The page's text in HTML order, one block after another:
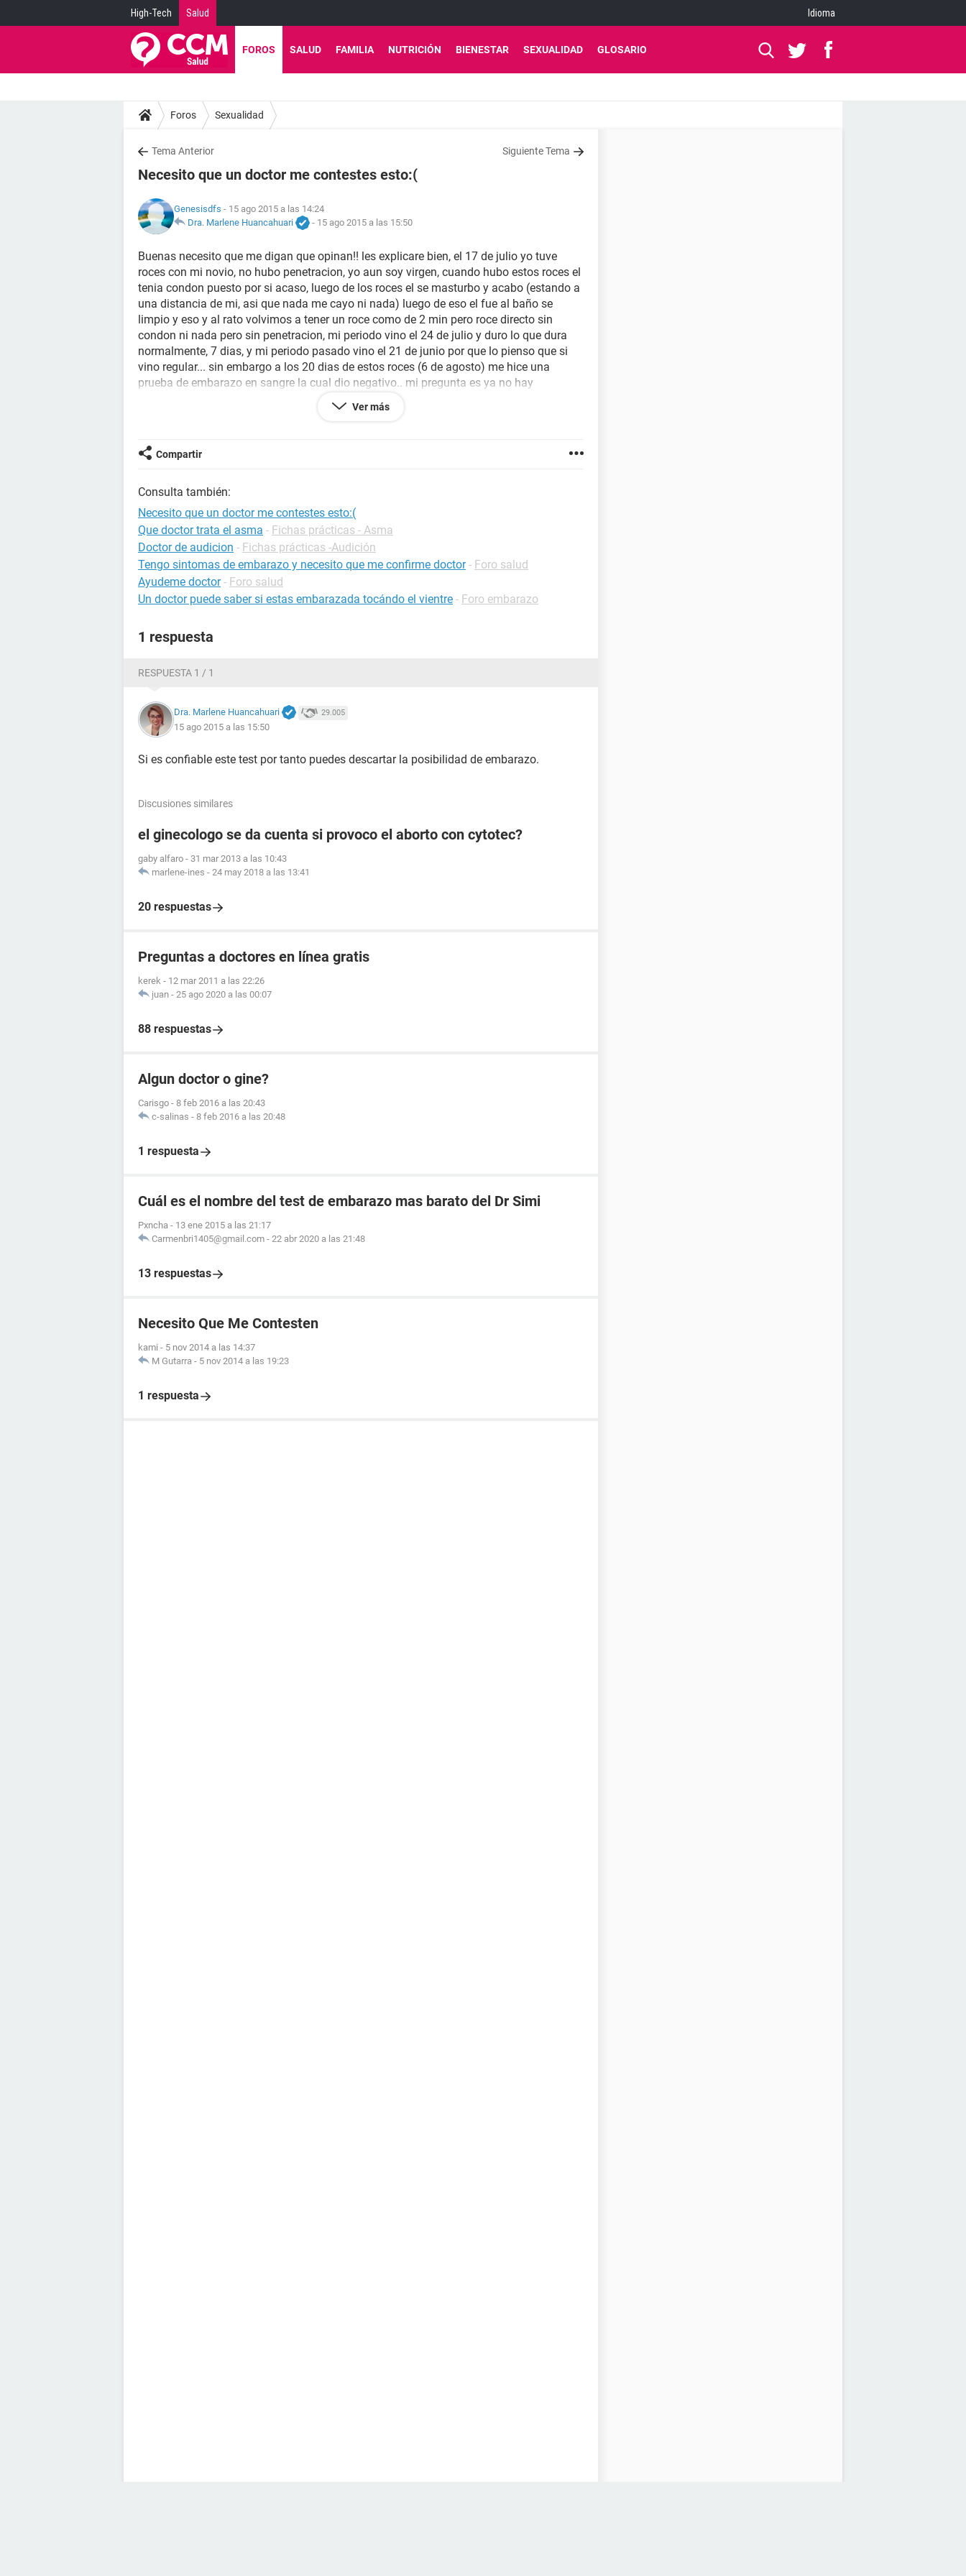
High-Tech Salud Idioma
FOROS SALUD FAMILIA NUTRICIÓN BIENESTAR SEXUALIDAD GLOSARIO
Foros Sexualidad
Tema Anterior Siguiente Tema
Necesito que un doctor me contestes esto:(
Genesisdfs - 15 ago 2015 a las 14:24
Dra. Marlene Huancahuari
- 15 ago 2015 a las 15:50
Buenas necesito que me digan que opinan!! les explicare bien, el 17 de julio yo tuve
roces con mi novio, no hubo penetracion, yo aun soy virgen, cuando hubo estos roces el
tenia condon puesto por si acaso, luego de los roces el se masturbo y acabo (estando a
una distancia de mi, asi que nada me cayo ni nada) luego de eso el fue al baño se
limpio y eso y al rato volvimos a tener un roce como de 2 min pero roce directo sin
condon ni nada pero sin penetracion, mi periodo vino el 24 de julio y duro lo que dura
normalmente, 7 dias, y mi periodo pasado vino el 21 de junio por que lo pienso que si
vino regular... sin embargo a los 20 dias de estos roces (6 de agosto) me hice una
prueba de embarazo en sangre la cual dio negativo.. mi pregunta es ya no hay
mi desespero pero es que de verdad no sé mucho sobre el tema y me pongo paranoica...
sindrome premenstrual porque como en 10 dias deberia volverme a venir mi
mestruaccion, espero sus respuestas, muchas gracias!
Ver más
Compartir
Consulta también:
Necesito que un doctor me contestes esto:(
Que doctor trata el asma - Fichas prácticas - Asma
Doctor de audicion - Fichas prácticas -Audición
Tengo sintomas de embarazo y necesito que me confirme doctor - Foro salud
Ayudeme doctor - Foro salud
Un doctor puede saber si estas embarazada tocándo el vientre - Foro embarazo
1 respuesta
RESPUESTA 1 / 1
Dra. Marlene Huancahuari 29.005
15 ago 2015 a las 15:50
Si es confiable este test por tanto puedes descartar la posibilidad de embarazo.
Discusiones similares
el ginecologo se da cuenta si provoco el aborto con cytotec?
gaby alfaro - 31 mar 2013 a las 10:43
marlene-ines - 24 may 2018 a las 13:41
20 respuestas
Preguntas a doctores en línea gratis
kerek - 12 mar 2011 a las 22:26
juan - 25 ago 2020 a las 00:07
88 respuestas
Algun doctor o gine?
Carisgo - 8 feb 2016 a las 20:43
c-salinas - 8 feb 2016 a las 20:48
1 respuesta
Cuál es el nombre del test de embarazo mas barato del Dr Simi
Pxncha - 13 ene 2015 a las 21:17
Carmenbri1405@gmail.com - 22 abr 2020 a las 21:48
13 respuestas
Necesito Que Me Contesten
kami - 5 nov 2014 a las 14:37
M Gutarra - 5 nov 2014 a las 19:23
1 respuesta